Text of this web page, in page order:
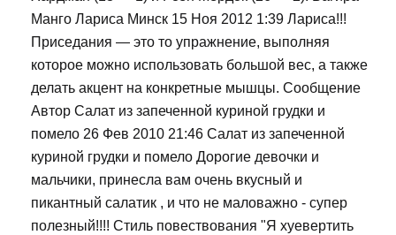
Манго Лариса Минск 15 Ноя 2012 1:39 Лариса!!!
Приседания — это то упражнение, выполняя
которое можно использовать большой вес, а также
делать акцент на конкретные мышцы. Сообщение
Автор Салат из запеченной куриной грудки и
помело 26 Фев 2010 21:46 Салат из запеченной
куриной грудки и помело Дорогие девочки и
мальчики, принесла вам очень вкусный и
пикантный салатик , и что не маловажно - супер
полезный!!!! Стиль повествования "Я хуевертить